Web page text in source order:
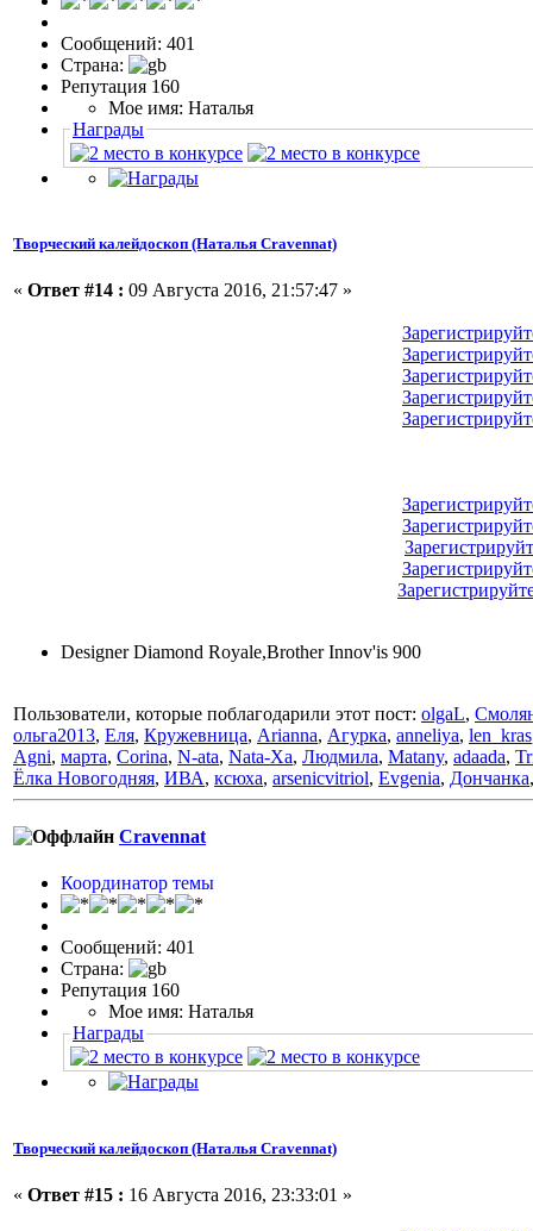
Сообщений: 401
Страна:
Репутация 160
Мое имя: Наталья
Награды
Творческий калейдоскоп (Наталья Cravennat)
« Ответ #14 : 09 Августа 2016, 21:57:47 »
Designer Diamond Royale,Brother Innov'is 900
Пользователи, которые поблагодарили этот пост: olgaL,
ольга2013, Еля, Кружевница, Arianna, Агурка, anneliya, len_kras
Аgni, марта, Corina, N-ata, Nata-Xa, Людмила, Matany, adaada,
Ёлка Новогодняя, ИВА, ксюха, arsenicvitriol, Evgenia, Дончанка
Cravennat
Координатор темы
Сообщений: 401
Страна:
Репутация 160
Мое имя: Наталья
Награды
Творческий калейдоскоп (Наталья Cravennat)
« Ответ #15 : 16 Августа 2016, 23:33:01 »